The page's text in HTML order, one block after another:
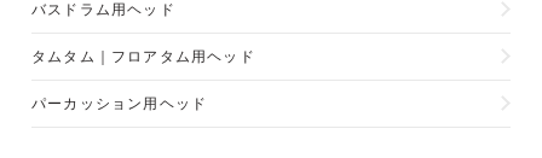
バスドラム用ヘッド
タムタム｜フロアタム用ヘッド
パーカッション用ヘッド